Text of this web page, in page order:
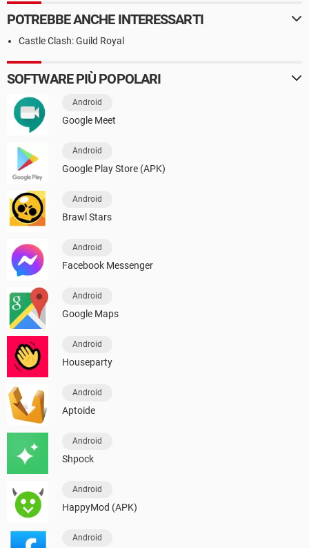
POTREBBE ANCHE INTERESSARTI
Castle Clash: Guild Royal
SOFTWARE PIÙ POPOLARI
Android
Google Meet
Android
Google Play Store (APK)
Android
Brawl Stars
Android
Facebook Messenger
Android
Google Maps
Android
Houseparty
Android
Aptoide
Android
Shpock
Android
HappyMod (APK)
Android